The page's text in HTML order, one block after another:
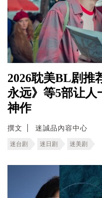
2026耽美BL剧推
永远》等5部让人
神作
撰文 迷誠品內容中心
迷台剧 迷日剧 迷美剧